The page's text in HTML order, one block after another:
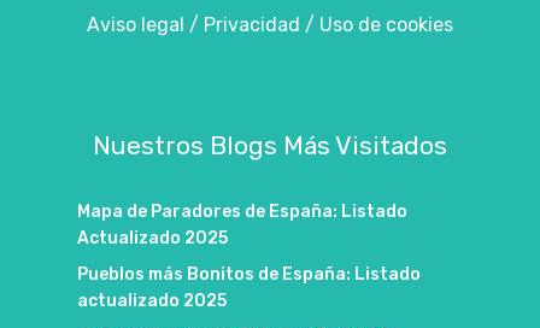
Aviso legal / Privacidad / Uso de cookies
Nuestros Blogs Más Visitados
Mapa de Paradores de España: Listado
Actualizado 2025
Pueblos más Bonitos de España: Listado
actualizado 2025